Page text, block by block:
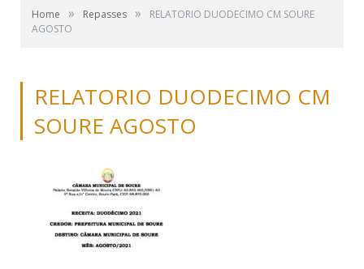
Home » Repasses »
RELATORIO DUODECIMO CM SOURE
AGOSTO
RELATORIO DUODECIMO CM
SOURE AGOSTO